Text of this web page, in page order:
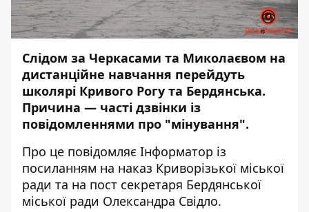
Слідом за Черкасами та Миколаєвом на
дистанційне навчання перейдуть
школярі Кривого Рогу та Бердянська.
Причина — часті дзвінки із
повідомленнями про "мінування".
Про це повідомляє Інформатор із
посиланням на наказ Криворізької міської
ради та на пост секретаря Бердянської
міської ради Олександра Свідло.